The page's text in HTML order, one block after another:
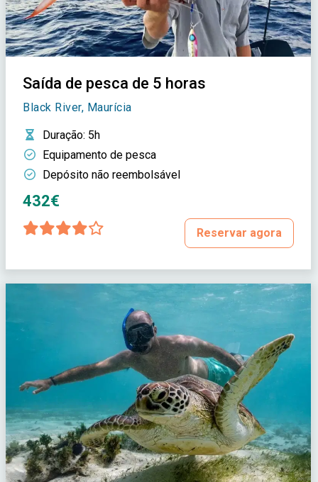
Saída de pesca de 5 horas
Black River, Maurícia
Duração: 5h
Equipamento de pesca
Depósito não reembolsável
432€
Reservar agora